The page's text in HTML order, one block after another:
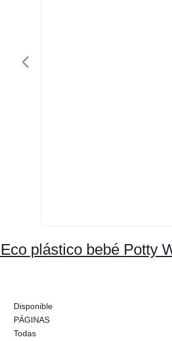
plástico bebé Potty
Disponible
PÁGINAS
Todas